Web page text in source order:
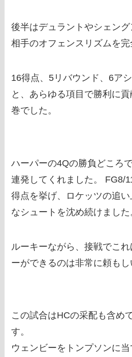
後半はデュラントやシェング
相手のオフェンスリズムを完
16得点、5リバウンド、6ア
と、あらゆる項目で勝利に
巻でした。
ハーパーの4Qの勝負どころ
連発してくれました。 FG8/
得点を挙げ、ロケッツの追
なシュートを沈め続けました
ルーキーながら、接戦でこ
ーができるのは非常に頼もし
この試合はHCの采配も含め
す。
ウェンビーをトンプソンに